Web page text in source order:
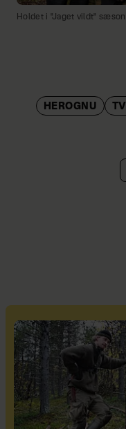
Holdet i "Jaget vildt" sæson
HEROGNU